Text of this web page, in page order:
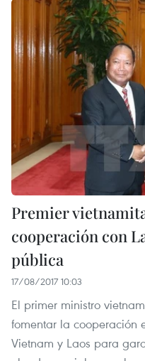
Premier
cooperación con
pública
17/08/2017 10:03
El primer ministro
fomentar la cooperación
Vietnam y Laos para